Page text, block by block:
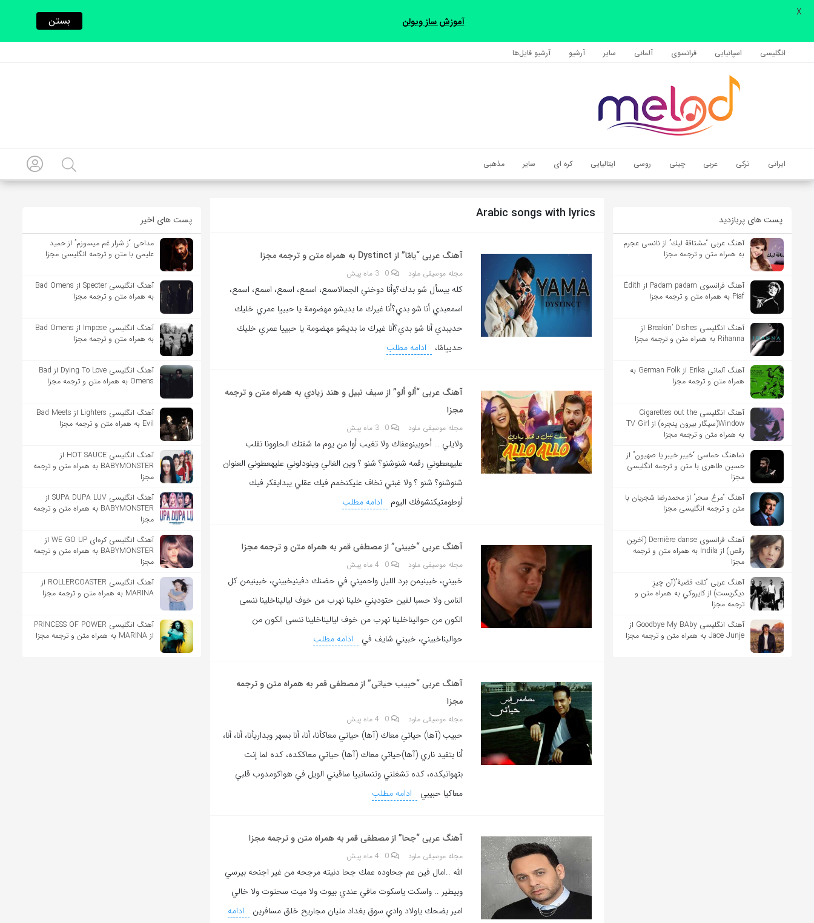
انگلیسی اسپانیایی فرانسوی آلمانی سایر آرشیو آرشیو فایل‌‎ها
ایرانی ترکی عربی چینی روسی ایتالیایی کره ای سایر مذهبی
اشتراک گذاری
با استفاده از روش‌های زیر می‌توانید این صفحه را با دوستان خود به
کپی لینک
پست های پربازدید
آهنگ عربی “مشتاقة لیك” از نانسی عجرم
به همراه متن و ترجمه مجزا
آهنگ فرانسوی Padam padam از Édith
Piaf به همراه متن و ترجمه مجزا
آهنگ انگلیسی Breakin’ Dishes از
Rihanna به همراه متن و ترجمه مجزا
آهنگ آلمانی Erika از German Folk به
همراه متن و ترجمه مجزا
آهنگ انگلیسی Cigarettes out the
Window(سیگار بیرون پنجره) از TV Girl
به همراه متن و ترجمه مجزا
نماهنگ حماسی “خیبر خیبر یا صهیون” از
حسین طاهری با متن و ترجمه انگلیسی
مجزا
آهنگ “مرغ سحر” از محمدرضا شجریان با
متن و ترجمه انگلیسی مجزا
آهنگ فرانسوی Dernière danse (آخرین
رقص) از Indila به همراه متن و ترجمه
مجزا
آهنگ عربی “تلك قضية”(آن چیزِ
دیگریست) از كايروكي به همراه متن و
ترجمه مجزا
آهنگ انگلیسی Goodbye My BAby از
Jace Junje به همراه متن و ترجمه مجزا
Arabic songs with lyrics
آهنگ عربی “يامّا” از Dystinct به همراه متن و ترجمه مجزا
مجله موسیقی ملود 0 3 ماه پیش
كله بيسأل شو بدك؟وأنا دوخني الجمالاسمع، اسمع، اسمع، اسمع، اسمع،
اسمعبدي أنا شو بدي؟أنا غيرك ما بديشو مهضومة يا حبييا عمري خليك
حديبدي أنا شو بدي؟أنا غيرك ما بديشو مهضومة يا حبييا عمري خليك
حدييامّا،
ادامه مطلب
آهنگ عربی “ألو ألو” از سيف نبيل و هند زيادي به همراه متن و ترجمه
مجزا
مجله موسیقی ملود 0 3 ماه پیش
ولايلي … أحوبينوعفاك ولا تغيب أوا من يوم ما شفتك الحلوونا نقلب
عليهعطوني رقمه شنوشنو؟ شنو ؟ وين الغالي وينودلوني عليهعطوني العنوان
شنوشنو؟ شنو ؟ ولا غبتي نخاف عليكنخمم فيك عقلي يبدايفكر فيك
أوطومتيكنشوفك اليوم
ادامه مطلب
آهنگ عربی “خبينى” از مصطفى قمر به همراه متن و ترجمه مجزا
مجله موسیقی ملود 0 4 ماه پیش
خبيني، خبينيمن برد الليل واحميني في حضنك دفينيخبيني، خبينيمن كل
الناس ولا حسبا لفين حتوديني خلينا نهرب من خوف لياليناخلينا ننسى
الكون من حواليناخلينا نهرب من خوف لياليناخلينا ننسى الكون من
حواليناخبيني، خبيني شايف في
ادامه مطلب
آهنگ عربی “حبيب حياتى” از مصطفى قمر به همراه متن و ترجمه
مجزا
مجله موسیقی ملود 0 4 ماه پیش
حبيب (آها) حياتي معاك (آها) حياتي معاكأنا، أنا، أنا بسهر وبداريأنا، أنا، أنا،
أنا بتقيد ناري (آها)حياتي معاك (آها) حياتي معاككده، كده لما إنت
بتهوانيكده، كده تشغلني وتنسانييا ساقيني الويل في هواكومدوب قلبي
معاكيا حبيبي
ادامه مطلب
آهنگ عربی “جحا” از مصطفى قمر به همراه متن و ترجمه مجزا
مجله موسیقی ملود 0 4 ماه پیش
الله ..امال فين عم جحاوده عمك جحا دنيته مرجحه من غير اجنحه بيرسي
وبيطير .. واسكت ياسكوت مافي عندي بيوت ولا ميت سحتوت ولا خالي
امير بضحك ياولاد وادي سوق بغداد مليان مجاريح خلق مسافرين
ادامه
پست های اخیر
مداحی “ز شرار غم میسوزم” از حمید
علیمی با متن و ترجمه انگلیسی مجزا
آهنگ انگلیسی Specter از Bad Omens
به همراه متن و ترجمه مجزا
آهنگ انگلیسی Impose از Bad Omens
به همراه متن و ترجمه مجزا
آهنگ انگلیسی Dying To Love از Bad
Omens به همراه متن و ترجمه مجزا
آهنگ انگلیسی Lighters از Bad Meets
Evil به همراه متن و ترجمه مجزا
آهنگ انگلیسی HOT SAUCE از
BABYMONSTER به همراه متن و ترجمه
مجزا
آهنگ انگلیسی SUPA DUPA LUV از
BABYMONSTER به همراه متن و ترجمه
مجزا
آهنگ انگلیسی کره‌ای WE GO UP از
BABYMONSTER به همراه متن و ترجمه
مجزا
آهنگ انگلیسی ROLLERCOASTER از
MARINA به همراه متن و ترجمه مجزا
آهنگ انگلیسی PRINCESS OF POWER
از MARINA به همراه متن و ترجمه مجزا
آموزش ساز ویولن بستن
X